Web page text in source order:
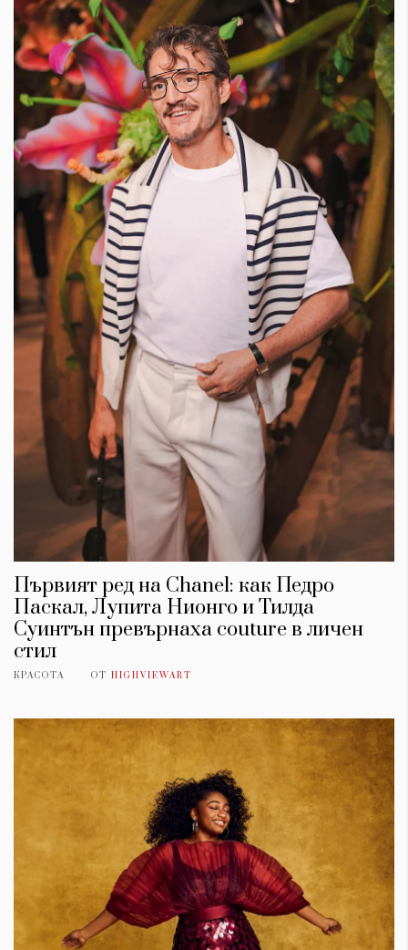
Първият ред на Chanel: как Педро
Паскал, Лупита Нионго и Тилда
Суинтън превърнаха couture в личен
стил
КРАСОТА ОТ HIGHVIEWART